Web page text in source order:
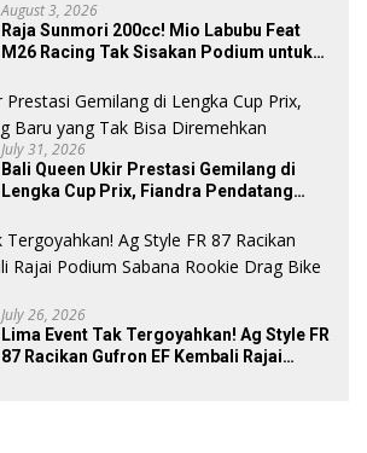
August 3, 2026
Raja Sunmori 200cc! Mio Labubu Feat
M26 Racing Tak Sisakan Podium untuk
July 31, 2026
Bali Queen Ukir Prestasi Gemilang di
Lengka Cup Prix, Fiandra Pendatang
July 26, 2026
Lima Event Tak Tergoyahkan! Ag Style FR
87 Racikan Gufron EF Kembali Rajai